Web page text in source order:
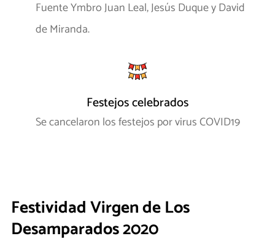
Fuente Ymbro Juan Leal, Jesús Duque y David
de Miranda.
Festejos celebrados
Se cancelaron los festejos por virus COVID19
Festividad Virgen de Los
Desamparados 2020